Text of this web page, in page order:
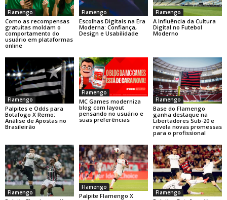
Flamengo
Como as recompensas
gratuitas moldam o
comportamento do
usuário em plataformas
online
Flamengo
Escolhas Digitais na Era
Moderna: Confiança,
Design e Usabilidade
Flamengo
A Influência da Cultura
Digital no Futebol
Moderno
Flamengo
Palpites e Odds para
Botafogo X Remo:
Análise de Apostas no
Brasileirão
Flamengo
MC Games moderniza
blog com layout
pensando no usuário e
suas preferências
Flamengo
Base do Flamengo
ganha destaque na
Libertadores Sub-20 e
revela novas promessas
para o profissional
Flamengo
Flamengo
Palpite Flamengo X
Flamengo